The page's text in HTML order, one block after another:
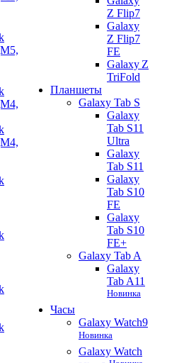
Z Flip7
Galaxy
Z Flip7
FE
Galaxy Z
TriFold
Планшеты
Galaxy Tab S
Galaxy
Tab S11
Ultra
Galaxy
Tab S11
Galaxy
Tab S10
FE
Galaxy
Tab S10
FE+
Galaxy Tab A
Galaxy
Tab A11
Новинка
Часы
Galaxy Watch9
Новинка
Galaxy Watch